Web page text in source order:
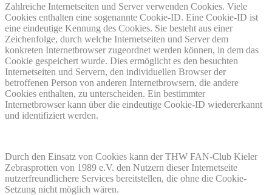
Zahlreiche Internetseiten und Server verwenden Cookies. Viele
Cookies enthalten eine sogenannte Cookie-ID. Eine Cookie-ID ist
eine eindeutige Kennung des Cookies. Sie besteht aus einer
Zeichenfolge, durch welche Internetseiten und Server dem
konkreten Internetbrowser zugeordnet werden können, in dem das
Cookie gespeichert wurde. Dies ermöglicht es den besuchten
Internetseiten und Servern, den individuellen Browser der
betroffenen Person von anderen Internetbrowsern, die andere
Cookies enthalten, zu unterscheiden. Ein bestimmter
Internetbrowser kann über die eindeutige Cookie-ID wiedererkannt
und identifiziert werden.
Durch den Einsatz von Cookies kann der THW FAN-Club Kieler
Zebrasprotten von 1989 e.V. den Nutzern dieser Internetseite
nutzerfreundlichere Services bereitstellen, die ohne die Cookie-
Setzung nicht möglich wären.